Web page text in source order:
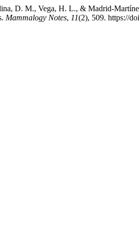
D. M., Vega, H. L., & Madrid-
Mammalogy Notes, 11(2), 509. https://